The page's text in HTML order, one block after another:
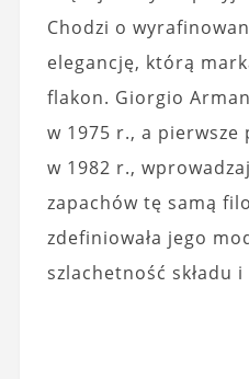
Chodzi o
elegancję, którą
flakon. Giorgio
w 1975 r., a pierwsze
w 1982 r.,
zapachów tę samą
zdefiniowała jego
szlachetność składu